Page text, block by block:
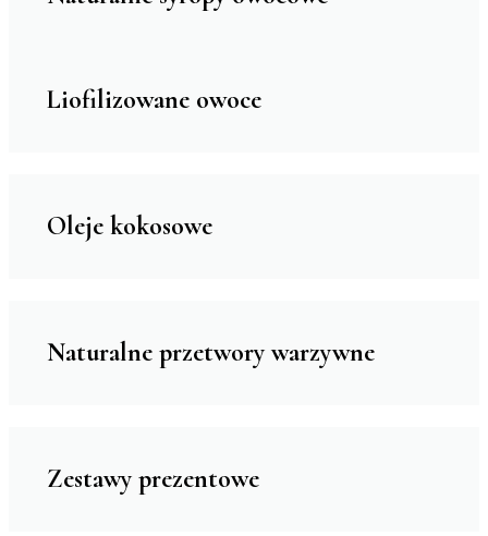
Liofilizowane owoce
Oleje kokosowe
Naturalne przetwory warzywne
Zestawy prezentowe